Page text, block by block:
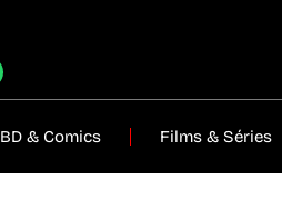
BD & Comics Films & Séries